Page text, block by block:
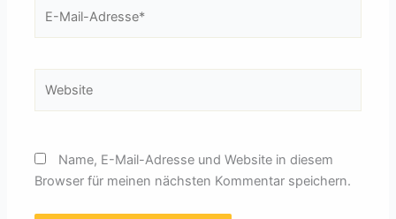
Mail-
Name, E-Mail-Adresse und Website in diesem
Browser für meinen nächsten Kommentar speichern.